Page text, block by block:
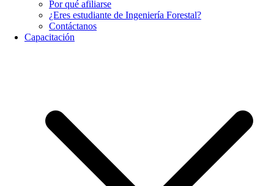
Por qué afiliarse
¿Eres estudiante de Ingeniería Forestal?
Contáctanos
Capacitación